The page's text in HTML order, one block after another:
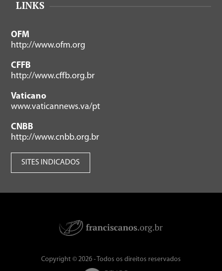
LINKS
OFM
http://www.ofm.org
CFFB
http://www.cffb.org.br
Vaticano
www.vaticannews.va/pt
CNBB
http://www.cnbb.org.br
SITES INDICADOS
Copyright © 2026 - Todos os direitos reservados